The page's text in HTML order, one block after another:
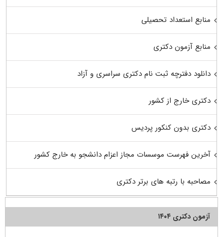
منابع استعداد تحصیلی
منابع آزمون دکتری
دانلود دفترچه ثبت نام دکتری سراسری و آزاد
دکتری خارج از کشور
دکتری بدون کنکور پردیس
آخرین فهرست موسسات مجاز اعزام دانشجو به خارج کشور
مصاحبه با رتبه های برتر دکتری
آزمون دکتری ۱۴۰۴